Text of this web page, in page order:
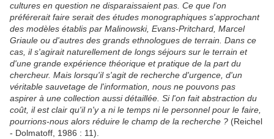
cultures en question ne disparaissaient pas. Ce que l'on
préférerait faire serait des études monographiques s'approchant
des modèles établis par Malinowski, Evans-Pritchard, Marcel
Griaule ou d'autres des grands ethnologues de terrain. Dans ce
cas, il s'agirait naturellement de longs séjours sur le terrain et
d'une grande expérience théorique et pratique de la part du
chercheur. Mais lorsqu'il s'agit de recherche d'urgence, d'un
véritable sauvetage de l'information, nous ne pouvons pas
aspirer à une collection aussi détaillée. Si l'on fait abstraction du
coût, il est clair qu'il n'y a ni le temps ni le personnel pour le faire,
pourrions-nous alors réduire le champ de la recherche ? (Reichel
- Dolmatoff, 1986 : 11).